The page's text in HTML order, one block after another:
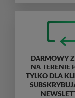
DARMOWY
NA TERENIE
TYLKO DLA